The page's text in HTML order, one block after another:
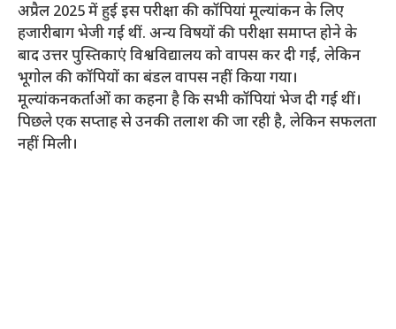
अप्रैल 2025 में हुई इस परीक्षा की कॉपियां मूल्यांकन के लिए
हजारीबाग भेजी गई थीं. अन्य विषयों की परीक्षा समाप्त होने के
बाद उत्तर पुस्तिकाएं विश्वविद्यालय को वापस कर दी गईं, लेकिन
भूगोल की कॉपियों का बंडल वापस नहीं किया गया।
मूल्यांकनकर्ताओं का कहना है कि सभी कॉपियां भेज दी गई थीं।
पिछले एक सप्ताह से उनकी तलाश की जा रही है, लेकिन सफलता
नहीं मिली।